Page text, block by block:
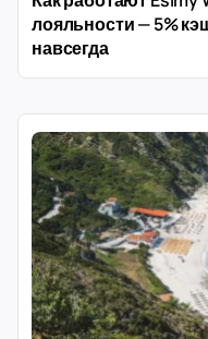
лояльности — 5%
навсегда